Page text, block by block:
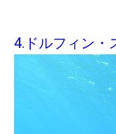
4.ドルフィン・